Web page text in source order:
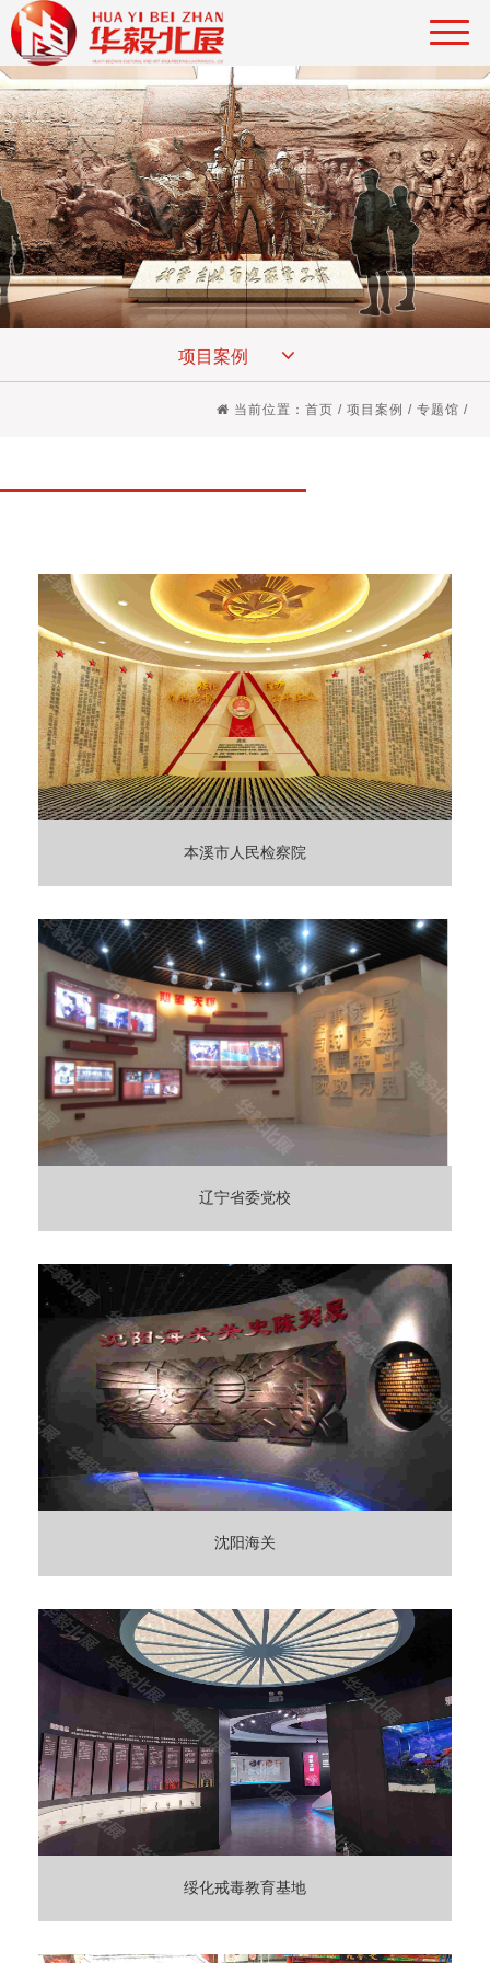
项目案例
当前位置： 首页 / 项目案例 / 专题馆 /
本溪市人民检察院
辽宁省委党校
沈阳海关
绥化戒毒教育基地